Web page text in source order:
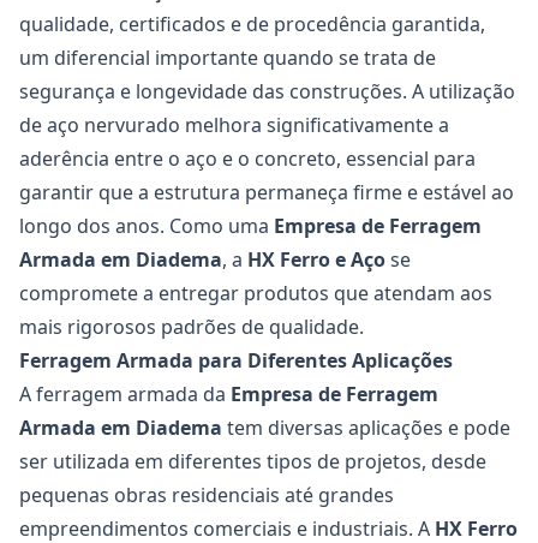
qualidade, certificados e de procedência garantida,
um diferencial importante quando se trata de
segurança e longevidade das construções. A utilização
de aço nervurado melhora significativamente a
aderência entre o aço e o concreto, essencial para
garantir que a estrutura permaneça firme e estável ao
longo dos anos. Como uma Empresa de Ferragem
Armada em Diadema, a HX Ferro e Açose
compromete a entregar produtos que atendam aos
mais rigorosos padrões de qualidade.
Ferragem Armada para Diferentes Aplicações
A ferragem armada da Empresa de Ferragem
Armada em Diadema tem diversas aplicações e pode
ser utilizada em diferentes tipos de projetos, desde
pequenas obras residenciais até grandes
empreendimentos comerciais e industriais. A HX Ferro